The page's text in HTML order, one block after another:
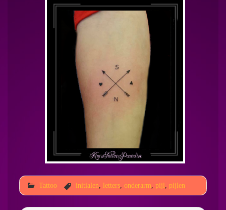
Tattoo initialen letters, onderarm pijl pijlen